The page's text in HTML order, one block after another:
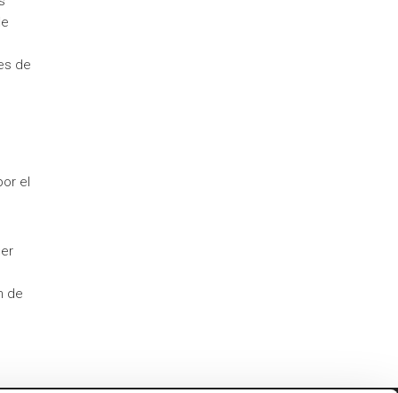
de
el
de